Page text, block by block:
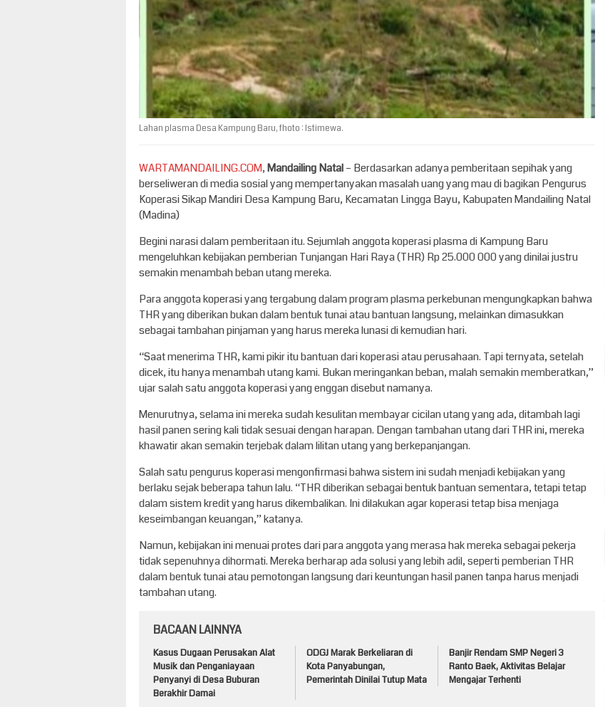
Lahan plasma Desa Kampung Baru, fhoto : Istimewa.
WARTAMANDAILING.COM,Mandailing Natal– Berdasarkan adanya pemberitaan sepihak yang
berseliweran di media sosial yang mempertanyakan masalah uang yang mau di bagikan Pengurus
Koperasi Sikap Mandiri Desa Kampung Baru, Kecamatan Lingga Bayu, Kabupaten Mandailing Natal
(Madina)
Begini narasi dalam pemberitaan itu. Sejumlah anggota koperasi plasma di Kampung Baru
mengeluhkan kebijakan pemberian Tunjangan Hari Raya (THR) Rp 25.000 000 yang dinilai justru
semakin menambah beban utang mereka.
Para anggota koperasi yang tergabung dalam program plasma perkebunan mengungkapkan bahwa
THR yang diberikan bukan dalam bentuk tunai atau bantuan langsung, melainkan dimasukkan
sebagai tambahan pinjaman yang harus mereka lunasi di kemudian hari.
“Saat menerima THR, kami pikir itu bantuan dari koperasi atau perusahaan. Tapi ternyata, setelah
dicek, itu hanya menambah utang kami. Bukan meringankan beban, malah semakin memberatkan,”
ujar salah satu anggota koperasi yang enggan disebut namanya.
Menurutnya, selama ini mereka sudah kesulitan membayar cicilan utang yang ada, ditambah lagi
hasil panen sering kali tidak sesuai dengan harapan. Dengan tambahan utang dari THR ini, mereka
khawatir akan semakin terjebak dalam lilitan utang yang berkepanjangan.
Salah satu pengurus koperasi mengonfirmasi bahwa sistem ini sudah menjadi kebijakan yang
berlaku sejak beberapa tahun lalu. “THR diberikan sebagai bentuk bantuan sementara, tetapi tetap
dalam sistem kredit yang harus dikembalikan. Ini dilakukan agar koperasi tetap bisa menjaga
keseimbangan keuangan,” katanya.
Namun, kebijakan ini menuai protes dari para anggota yang merasa hak mereka sebagai pekerja
tidak sepenuhnya dihormati. Mereka berharap ada solusi yang lebih adil, seperti pemberian THR
dalam bentuk tunai atau pemotongan langsung dari keuntungan hasil panen tanpa harus menjadi
tambahan utang.
BACAAN LAINNYA
Kasus Dugaan Perusakan Alat
Musik dan Penganiayaan
Penyanyi di Desa Buburan
Berakhir Damai
ODGJ Marak Berkeliaran di
Kota Panyabungan,
Pemerintah Dinilai Tutup Mata
Banjir Rendam SMP Negeri 3
Ranto Baek, Aktivitas Belajar
Mengajar Terhenti